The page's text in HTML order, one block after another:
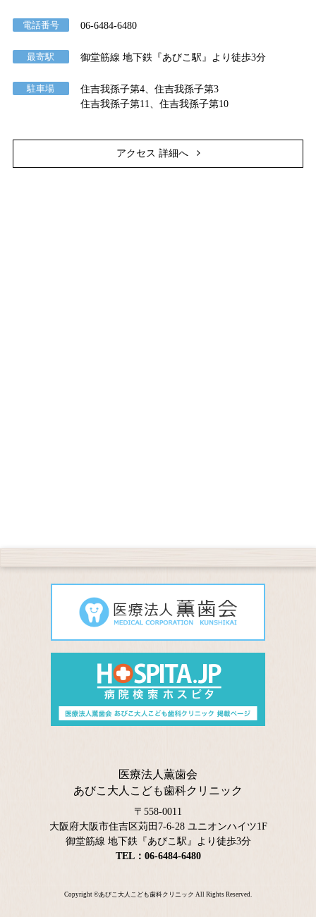
電話番号 06-6484-6480
最寄駅 御堂筋線 地下鉄『あびこ駅』より徒歩3分
駐車場
住吉我孫子第4、住吉我孫子第3
住吉我孫子第11、住吉我孫子第10
アクセス 詳細へ
医療法人薫歯会
あびこ大人こども歯科クリニック
〒558-0011
大阪府大阪市住吉区苅田7-6-28 ユニオンハイツ1F
御堂筋線 地下鉄『あびこ駅』より徒歩3分
TEL：06-6484-6480
Copyright ©あびこ大人こども歯科クリニック All Rights Reserved.